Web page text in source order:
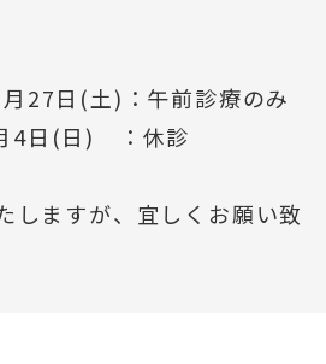
27日(土)：午前診療のみ
4日(日) ：休診
しますが、宜しくお願い致